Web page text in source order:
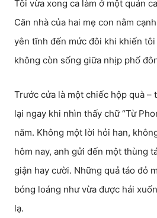
Tôi vừa xong ca làm ở một quán
Căn nhà của hai mẹ con nằm
yên tĩnh đến mức đôi khi khiến
không còn sống giữa nhịp phố
Trước cửa là một chiếc hộp quà
lại ngay khi nhìn thấy chữ “Từ
năm. Không một lời hỏi han,
hôm nay, anh gửi đến một thùng
giận hay cười. Những quả táo đỏ
bóng loáng như vừa được hái
lạ.